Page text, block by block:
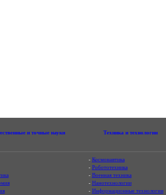
и точные науки Техника и технологии
- Космонавтика
- Робототехника
- Военная техника
- Нанотехнологии
- Информационные технологии